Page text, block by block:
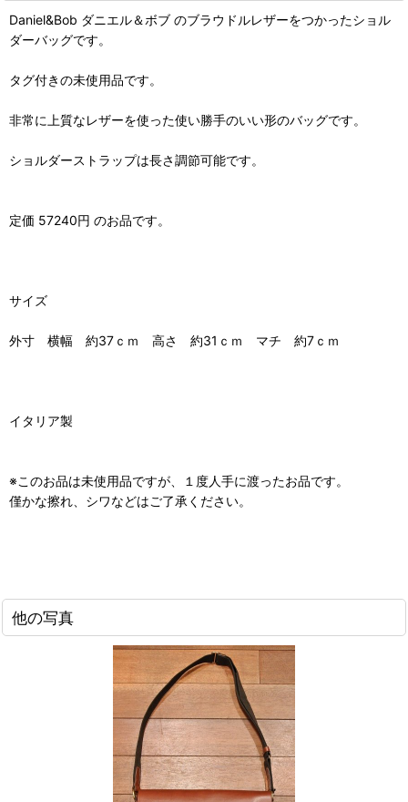
Daniel&Bob ダニエル＆ボブ のブラウドルレザーをつかったショル
ダーバッグです。
タグ付きの未使用品です。
非常に上質なレザーを使った使い勝手のいい形のバッグです。
ショルダーストラップは長さ調節可能です。
定価 57240円 のお品です。
サイズ
外寸 横幅 約37ｃｍ 高さ 約31ｃｍ マチ 約7ｃｍ
イタリア製
※このお品は未使用品ですが、１度人手に渡ったお品です。
僅かな擦れ、シワなどはご了承ください。
他の写真